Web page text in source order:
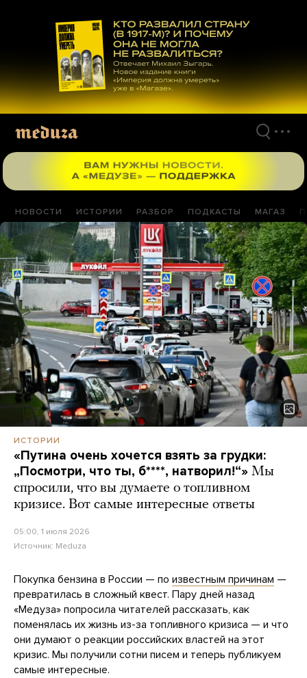
материалам
НОВОСТИ ИСТОРИИ РАЗБОР ПОДКАСТЫ МАГАЗ
ИСТОРИИ
«Путина очень хочется взять за грудки:
„Посмотри, что ты, б****, натворил!“» Мы
спросили, что вы думаете о топливном
кризисе. Вот самые интересные ответы
05:00, 1 июля 2026
Источник: Meduza
Покупка бензина в России — по известным причинам —
превратилась в сложный квест. Пару дней назад
«Медуза» попросила читателей рассказать, как
поменялась их жизнь из-за топливного кризиса — и что
они думают о реакции российских властей на этот
кризис. Мы получили сотни писем и теперь публикуем
самые интересные.